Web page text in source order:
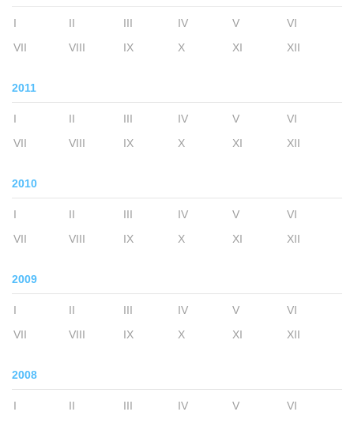
I II III IV V
VI
VII
VIII IX X XI XII
2011
I II III IV V
VI
VII
VIII IX X XI XII
2010
I II III IV V
VI
VII
VIII IX X XI XII
2009
I II III IV V
VI
VII
VIII IX X XI XII
2008
I II III IV V
VI